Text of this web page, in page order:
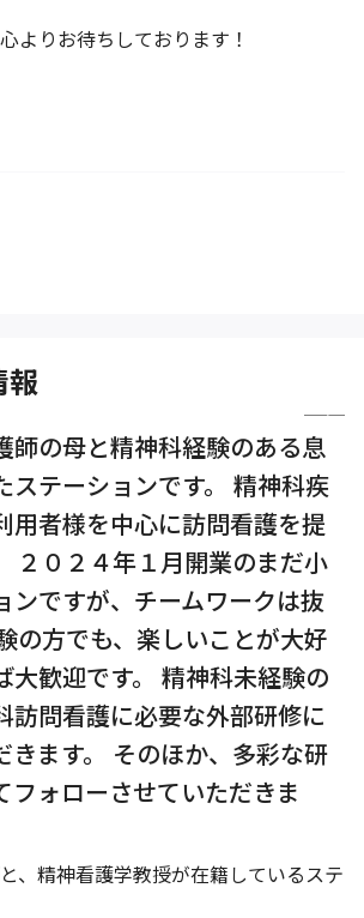
よりお待ちしております！
報
師の母と精神科経験のある息
ステーションです。 精神科疾
用者様を中心に訪問看護を提
２０２４年１月開業のまだ小
ンですが、チームワークは抜
の方でも、楽しいことが大好
大歓迎です。 精神科未経験の
訪問看護に必要な外部研修に
きます。 そのほか、多彩な研
フォローさせていただきま
、精神看護学教授が在籍しているステ